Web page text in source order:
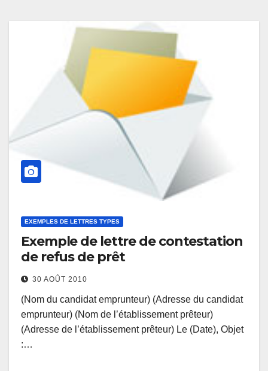
EXEMPLES DE LETTRES TYPES
Exemple de lettre de contestation
de refus de prêt
30 AOÛT 2010
(Nom du candidat emprunteur) (Adresse du candidat
emprunteur) (Nom de l’établissement prêteur)
(Adresse de l’établissement prêteur) Le (Date), Objet
:…